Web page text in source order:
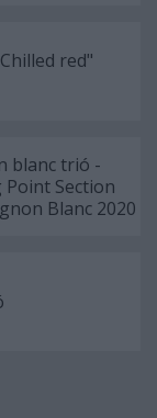
red"
blanc trió -
Point Section
Blanc 2020